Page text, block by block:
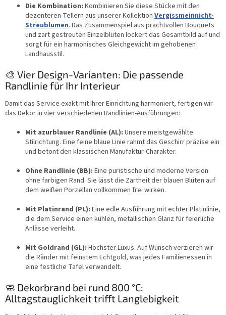
Die Kombination: Kombinieren Sie diese Stücke mit den
dezenteren Tellern aus unserer Kollektion Vergissmeinnicht-
Streublumen. Das Zusammenspiel aus prachtvollen Bouquets
und zart gestreuten Einzelblüten lockert das Gesamtbild auf und
sorgt für ein harmonisches Gleichgewicht im gehobenen
Landhausstil.
🎨 Vier Design-Varianten: Die passende
Randlinie für Ihr Interieur
Damit das Service exakt mit Ihrer Einrichtung harmoniert, fertigen wir
das Dekor in vier verschiedenen Randlinien-Ausführungen:
Mit azurblauer Randlinie (AL): Unsere meistgewählte
Stilrichtung. Eine feine blaue Linie rahmt das Geschirr präzise ein
und betont den klassischen Manufaktur-Charakter.
Ohne Randlinie (BB): Eine puristische und moderne Version
ohne farbigen Rand. Sie lässt die Zartheit der blauen Blüten auf
dem weißen Porzellan vollkommen frei wirken.
Mit Platinrand (PL): Eine edle Ausführung mit echter Platinlinie,
die dem Service einen kühlen, metallischen Glanz für feierliche
Anlässe verleiht.
Mit Goldrand (GL): Höchster Luxus. Auf Wunsch verzieren wir
die Ränder mit feinstem Echtgold, was jedes Familienessen in
eine festliche Tafel verwandelt.
🧼 Dekorbrand bei rund 800 °C:
Alltagstauglichkeit trifft Langlebigkeit